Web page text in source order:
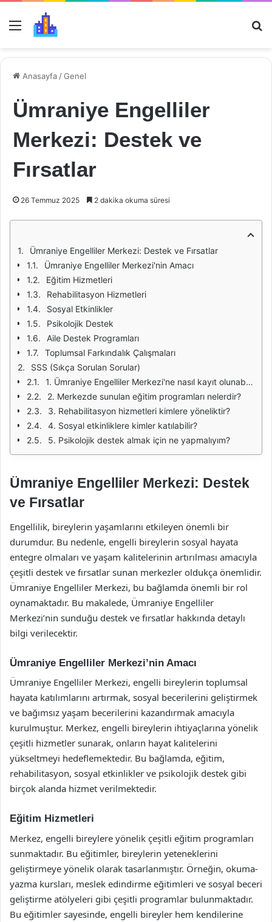
Menü
Anasayfa /Genel
Ümraniye Engelliler
Merkezi: Destek ve
Fırsatlar
26 Temmuz 2025 2 dakika okuma süresi
Ümraniye Engelliler Merkezi: Destek ve Fırsatlar
Ümraniye Engelliler Merkezi'nin Amacı
Eğitim Hizmetleri
Rehabilitasyon Hizmetleri
Sosyal Etkinlikler
Psikolojik Destek
Aile Destek Programları
Toplumsal Farkındalık Çalışmaları
SSS (Sıkça Sorulan Sorular)
1. Ümraniye Engelliler Merkezi'ne nasıl kayıt olunabilir?
2. Merkezde sunulan eğitim programları nelerdir?
3. Rehabilitasyon hizmetleri kimlere yöneliktir?
4. Sosyal etkinliklere kimler katılabilir?
5. Psikolojik destek almak için ne yapmalıyım?
Ümraniye Engelliler Merkezi: Destek
ve Fırsatlar
Engellilik, bireylerin yaşamlarını etkileyen önemli bir
durumdur. Bu nedenle, engelli bireylerin sosyal hayata
entegre olmaları ve yaşam kalitelerinin artırılması amacıyla
çeşitli destek ve fırsatlar sunan merkezler oldukça önemlidir.
Ümraniye Engelliler Merkezi, bu bağlamda önemli bir rol
oynamaktadır. Bu makalede, Ümraniye Engelliler
Merkezi’nin sunduğu destek ve fırsatlar hakkında detaylı
bilgi verilecektir.
Ümraniye Engelliler Merkezi’nin Amacı
Ümraniye Engelliler Merkezi, engelli bireylerin toplumsal
hayata katılımlarını artırmak, sosyal becerilerini geliştirmek
ve bağımsız yaşam becerilerini kazandırmak amacıyla
kurulmuştur. Merkez, engelli bireylerin ihtiyaçlarına yönelik
çeşitli hizmetler sunarak, onların hayat kalitelerini
yükseltmeyi hedeflemektedir. Bu bağlamda, eğitim,
rehabilitasyon, sosyal etkinlikler ve psikolojik destek gibi
birçok alanda hizmet verilmektedir.
Eğitim Hizmetleri
Merkez, engelli bireylere yönelik çeşitli eğitim programları
sunmaktadır. Bu eğitimler, bireylerin yeteneklerini
geliştirmeye yönelik olarak tasarlanmıştır. Örneğin, okuma-
yazma kursları, meslek edindirme eğitimleri ve sosyal beceri
geliştirme atölyeleri gibi çeşitli programlar bulunmaktadır.
Bu eğitimler sayesinde, engelli bireyler hem kendilerine